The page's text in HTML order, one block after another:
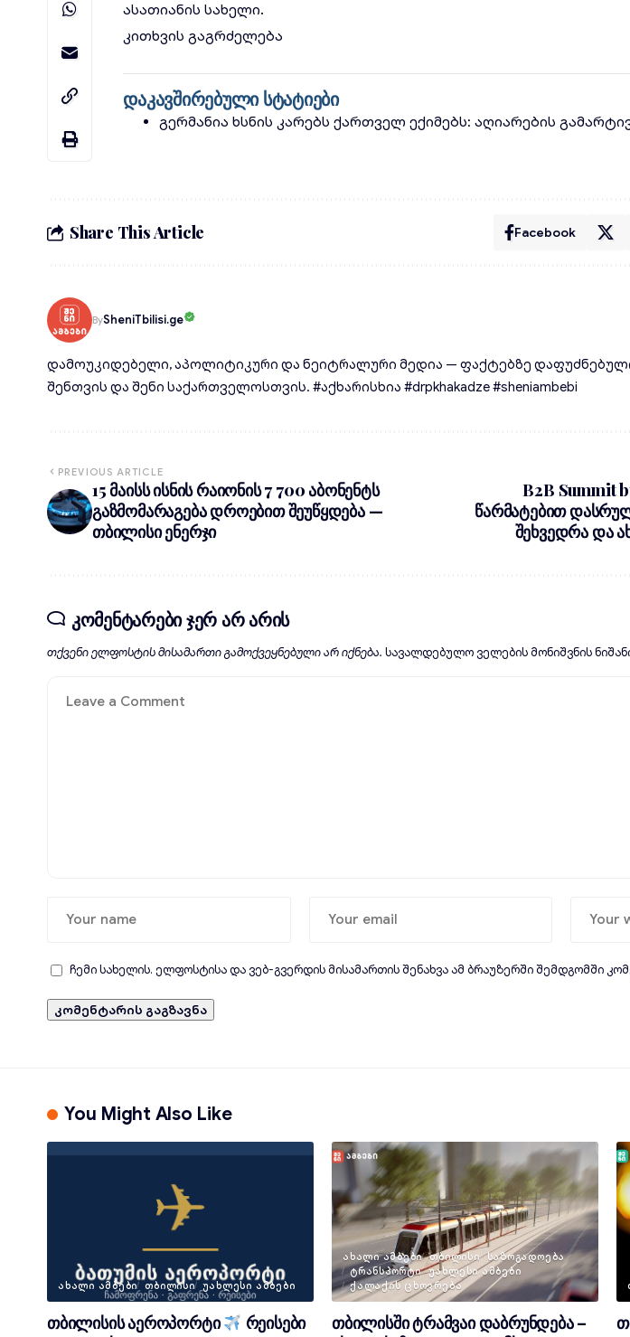
ასათიანის სახელი.
კითხვის გაგრძელება
დაკავშირებული სტატიები
გერმანია ხსნის კარებს ქართველ ექიმებს: აღიარების
Share This Article Facebook
BySheniTbilisi.ge
დამოუკიდებელი, აპოლიტიკური და ნეიტრალური მედია — ფაქტებზე
შენთვის და შენი საქართველოსთვის. #აქხარისხია #drpkhakadze #sheniambebi
PREVIOUS ARTICLE
15 მაისს ისნის რაიონის 7 700 აბონენტს
გაზმომარაგება დროებით შეუწყდება —
თბილისი ენერჯი
B2B Summit
წარმატებით
შეხვედრა და
კომენტარები ჯერ არ არის
თქვენი ელფოსტის მისამართი გამოქვეყნებული არ იქნება. სავალდებულო ველების მონიშვნის
ჩემი სახელის. ელფოსტისა და ვებ-გვერდის მისამართის შენახვა ამ ბრაუზერში შემდგომში
You Might Also Like
ᲐᲮᲐᲚᲘ ᲐᲛᲑᲔᲑᲘ ᲗᲑᲘᲚᲘᲡᲘ ᲣᲐᲮᲚᲔᲡᲘ ᲐᲛᲑᲔᲑᲘ
თბილისის აეროპორტი
რეისები
ᲐᲮᲐᲚᲘ ᲐᲛᲑᲔᲑᲘ ᲗᲑᲘᲚᲘᲡᲘ ᲡᲐᲖᲝᲒᲐᲓᲝᲔᲑᲐ
ᲢᲠᲐᲜᲡᲞᲝᲠᲢᲘ ᲣᲐᲮᲚᲔᲡᲘ ᲐᲛᲑᲔᲑᲘ
ᲥᲐᲚᲐᲥᲘᲡ ᲪᲮᲝᲕᲠᲔᲑᲐ
თბილისში ტრამვაი დაბრუნდება –